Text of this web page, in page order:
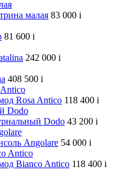
малая 83 000 i
81 600 i
242 000 i
408 500 i
Rosa Antico 118 400 i
Dodo 43 200 i
Angolare 54 000 i
Bianco Antico 118 400 i